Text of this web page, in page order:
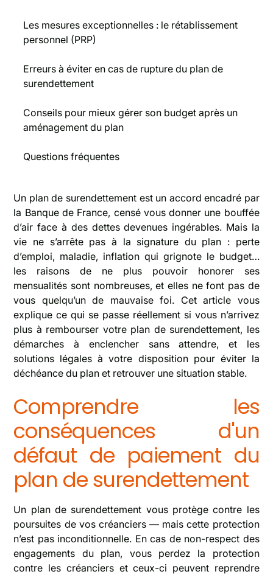
Les mesures exceptionnelles : le rétablissement
personnel (PRP)
Erreurs à éviter en cas de rupture du plan de
surendettement
Conseils pour mieux gérer son budget après un
aménagement du plan
Questions fréquentes
Un plan de surendettement est un accord encadré par
la Banque de France, censé vous donner une bouffée
d’air face à des dettes devenues ingérables. Mais la
vie ne s’arrête pas à la signature du plan : perte
d’emploi, maladie, inflation qui grignote le budget…
les raisons de ne plus pouvoir honorer ses
mensualités sont nombreuses, et elles ne font pas de
vous quelqu’un de mauvaise foi. Cet article vous
explique ce qui se passe réellement si vous n’arrivez
plus à rembourser votre plan de surendettement, les
démarches à enclencher sans attendre, et les
solutions légales à votre disposition pour éviter la
déchéance du plan et retrouver une situation stable.
Comprendre les
conséquences d'un
défaut de paiement du
plan de surendettement
Un plan de surendettement vous protège contre les
poursuites de vos créanciers — mais cette protection
n’est pas inconditionnelle. En cas de non-respect des
engagements du plan, vous perdez la protection
contre les créanciers et ceux-ci peuvent reprendre